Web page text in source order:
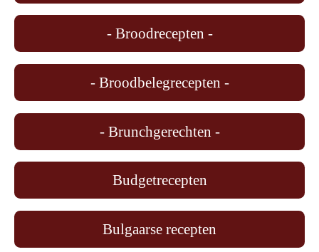
- Broodrecepten -
- Broodbelegrecepten -
- Brunchgerechten -
Budgetrecepten
Bulgaarse recepten